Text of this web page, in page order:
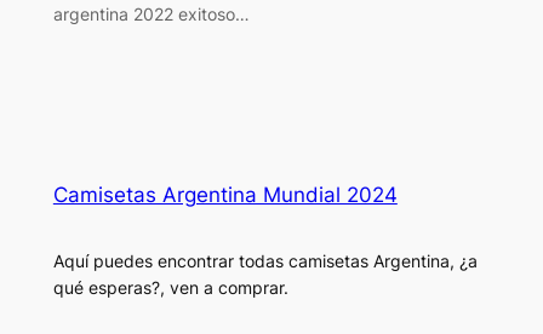
argentina 2022 exitoso…
Camisetas Argentina Mundial 2024
Aquí puedes encontrar todas camisetas Argentina, ¿a
qué esperas?, ven a comprar.